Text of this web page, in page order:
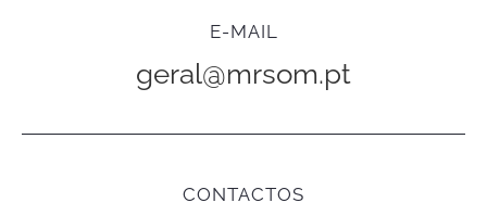
E-MAIL
geral@mrsom.pt
CONTACTOS